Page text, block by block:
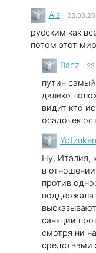
Ais
русским как
потом этот
Bacz
путин
далеко
видит кто
осадочек
Yotzuken
Ну, Италия,
в
против
поддержала
санкции
смотря ни
средствами